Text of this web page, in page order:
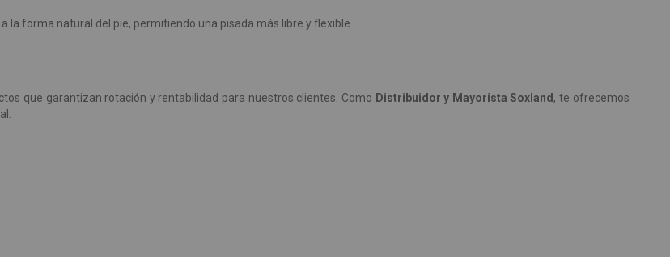
forma natural del pie, permitiendo una pisada más libre y flexible.
que garantizan rotación y rentabilidad para nuestros clientes. Como Distribuidor y Mayorista Soxland , te ofrecemos